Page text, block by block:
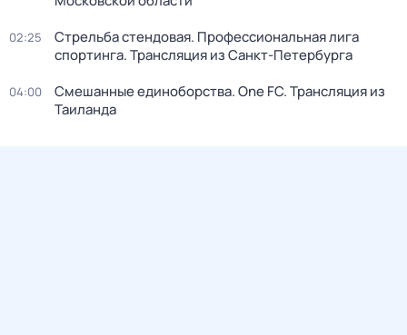
02:25
Стрельба стендовая. Профессиональная лига
спортинга. Трансляция из Санкт-Петербурга
04:00
Смешанные единоборства. One FC. Трансляция из
Таиланда